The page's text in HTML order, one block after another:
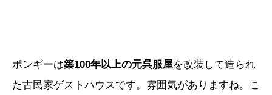
ポンギーは築100年以上の元呉服屋を改装して造られ
た古民家ゲストハウスです。雰囲気がありますね。こ